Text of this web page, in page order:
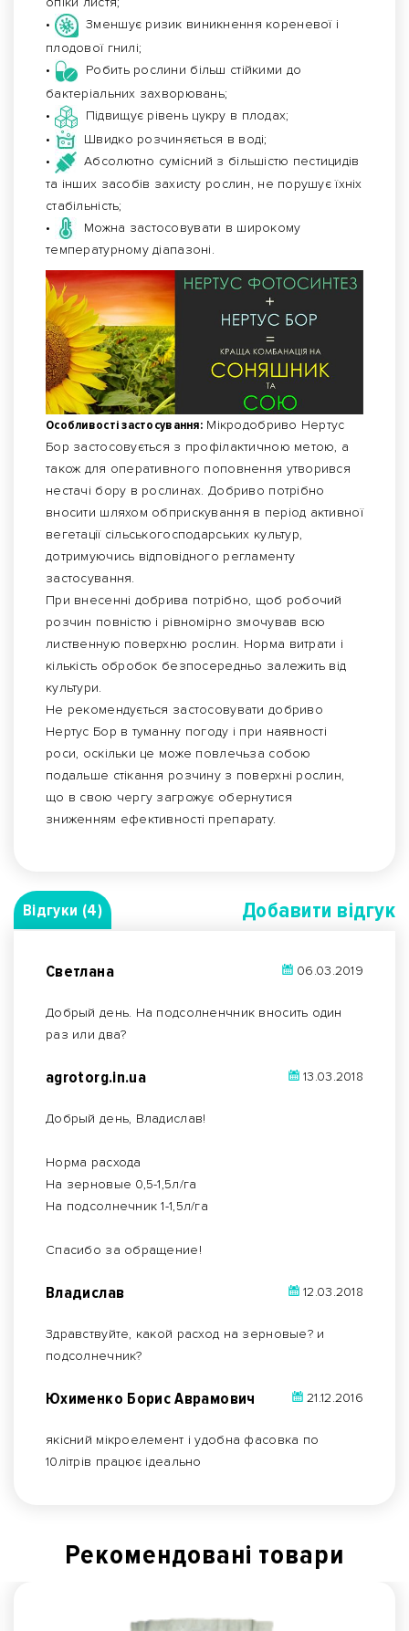
•
Зменшує ризик виникнення кореневої і
плодової гнилі;
•
Робить рослини більш стійкими до
бактеріальних захворювань;
•
Підвищує рівень цукру в плодах;
•
Швидко розчиняється в воді;
•
Абсолютно сумісний з більшістю пестицидів
та інших засобів захисту рослин, не порушує їхніх
стабільність;
•
Можна застосовувати в широкому
температурному діапазоні.
Особливості застосування: Мікродобриво Нертус
Бор застосовується з профілактичною метою, а
також для оперативного поповнення утворився
нестачі бору в рослинах. Добриво потрібно
вносити шляхом обприскування в період активної
вегетації сільськогосподарських культур,
дотримуючись відповідного регламенту
застосування.
При внесенні добрива потрібно, щоб робочий
розчин повністю і рівномірно змочував всю
лиственную поверхню рослин. Норма витрати і
кількість обробок безпосередньо залежить від
культури.
Не рекомендується застосовувати добриво
Нертус Бор в туманну погоду і при наявності
роси, оскільки це може повлечьза собою
подальше стікання розчину з поверхні рослин,
що в свою чергу загрожує обернутися
зниженням ефективності препарату.
Відгуки (4) Добавити вiдгук
Светлана 06.03.2019
Добрый день. На подсолненчник вносить один
раз или два?
agrotorg.in.ua 13.03.2018
Добрый день, Владислав!
Норма расхода
На зерновые 0,5-1,5л/га
На подсолнечник 1-1,5л/га
Спасибо за обращение!
Владислав 12.03.2018
Здравствуйте, какой расход на зерновые? и
подсолнечник?
Юхименко Борис Аврамович 21.12.2016
якісний мікроелемент і удобна фасовка по
10літрів працює ідеально
Рекомендованi товари